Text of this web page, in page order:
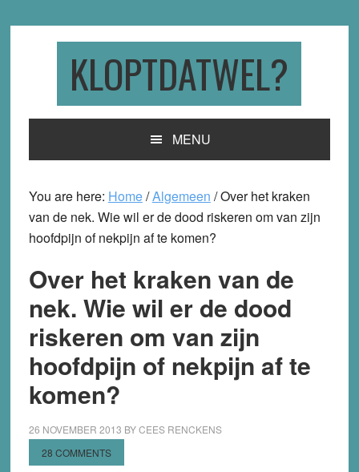
KLOPTDATWEL?
MENU
You are here: Home/Algemeen /Over het kraken
van de nek. Wie wil er de dood riskeren om van zijn
hoofdpijn of nekpijn af te komen?
Over het kraken van de
nek. Wie wil er de dood
riskeren om van zijn
hoofdpijn of nekpijn af te
komen?
26 NOVEMBER 2013 BYCEES RENCKENS
28 COMMENTS